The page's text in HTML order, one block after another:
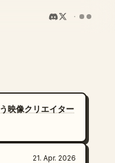
映像クリエイター
21. Apr. 2026